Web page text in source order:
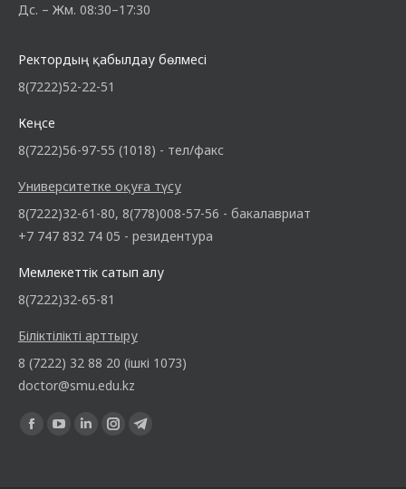
Дс. – Жм. 08:30–17:30
Ректордың қабылдау бөлмесі
8(7222)52-22-51
Кеңсе
8(7222)56-97-55 (1018) - тел/факс
Университетке оқуға түсу
8(7222)32-61-80, 8(778)008-57-56 - бакалавриат
+7 747 832 74 05 - резидентура
Мемлекеттік сатып алу
8(7222)32-65-81
Біліктілікті арттыру
8 (7222) 32 88 20 (ішкі 1073)
doctor@smu.edu.kz
Find us on: